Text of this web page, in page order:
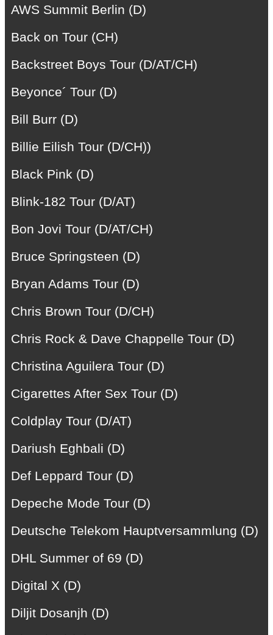
AWS Summit Berlin (D)
Back on Tour (CH)
Backstreet Boys Tour (D/AT/CH)
Beyonce´ Tour (D)
Bill Burr (D)
Billie Eilish Tour (D/CH))
Black Pink (D)
Blink-182 Tour (D/AT)
Bon Jovi Tour (D/AT/CH)
Bruce Springsteen (D)
Bryan Adams Tour (D)
Chris Brown Tour (D/CH)
Chris Rock & Dave Chappelle Tour (D)
Christina Aguilera Tour (D)
Cigarettes After Sex Tour (D)
Coldplay Tour (D/AT)
Dariush Eghbali (D)
Def Leppard Tour (D)
Depeche Mode Tour (D)
Deutsche Telekom Hauptversammlung (D)
DHL Summer of 69 (D)
Digital X (D)
Diljit Dosanjh (D)